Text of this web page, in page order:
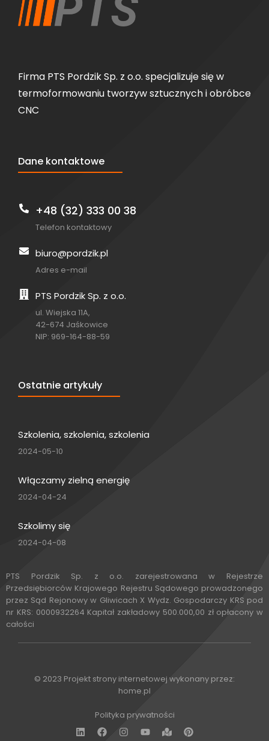
Firma PTS Pordzik Sp. z o.o. specjalizuje się w
termoformowaniu tworzyw sztucznych i obróbce
CNC
Dane kontaktowe
+48 (32) 333 00 38
Telefon kontaktowy
biuro@pordzik.pl
Adres e-mail
PTS Pordzik Sp. z o.o.
ul. Wiejska 11A,
42-674 Jaśkowice
NIP: 969-164-88-59
Ostatnie artykuły
Szkolenia, szkolenia, szkolenia
2024-05-10
Włączamy zielną energię
2024-04-24
Szkolimy się
2024-04-08
PTS Pordzik Sp. z o.o. zarejestrowana w Rejestrze
Przedsiębiorców Krajowego Rejestru Sądowego prowadzonego
przez Sąd Rejonowy w Gliwicach X Wydz. Gospodarczy KRS pod
nr KRS: 0000932264 Kapitał zakładowy 500.000,00 zł opłacony w
całości
© 2023 Projekt strony internetowej wykonany przez:
home.pl
Polityka prywatności